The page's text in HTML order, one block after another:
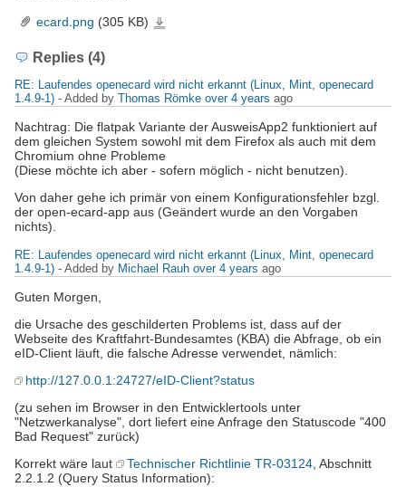
ecard.png (305 KB)
Replies (4)
RE: Laufendes openecard wird nicht erkannt (Linux, Mint, openecard
1.4.9-1) - Added by Thomas Römke over 4 years ago
Nachtrag: Die flatpak Variante der AusweisApp2 funktioniert auf
dem gleichen System sowohl mit dem Firefox als auch mit dem
Chromium ohne Probleme
(Diese möchte ich aber - sofern möglich - nicht benutzen).
Von daher gehe ich primär von einem Konfigurationsfehler bzgl.
der open-ecard-app aus (Geändert wurde an den Vorgaben
nichts).
RE: Laufendes openecard wird nicht erkannt (Linux, Mint, openecard
1.4.9-1) - Added by Michael Rauh over 4 years ago
Guten Morgen,
die Ursache des geschilderten Problems ist, dass auf der
Webseite des Kraftfahrt-Bundesamtes (KBA) die Abfrage, ob ein
eID-Client läuft, die falsche Adresse verwendet, nämlich:
http://127.0.0.1:24727/eID-Client?status
(zu sehen im Browser in den Entwicklertools unter
"Netzwerkanalyse", dort liefert eine Anfrage den Statuscode "400
Bad Request" zurück)
Korrekt wäre laut
Technischer Richtlinie TR-03124, Abschnitt
2.2.1.2 (Query Status Information):